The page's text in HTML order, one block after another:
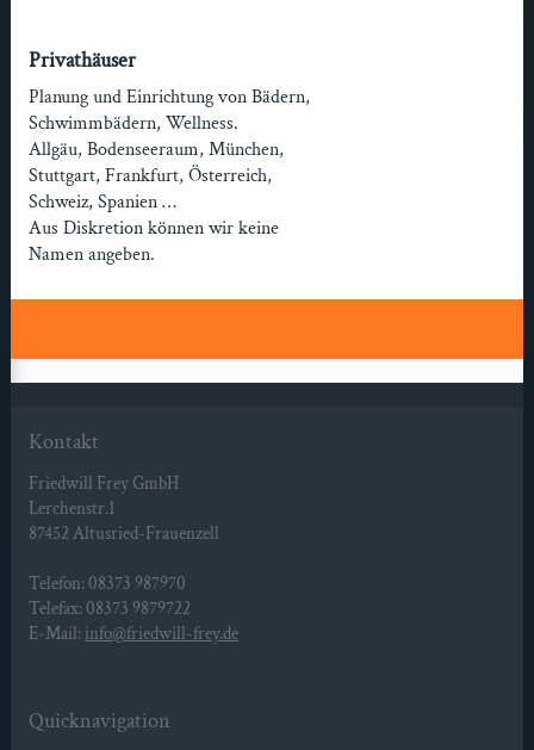
Privathäuser
Planung und Einrichtung von Bädern,
Schwimmbädern, Wellness.
Allgäu, Bodenseeraum, München,
Stuttgart, Frankfurt, Österreich,
Schweiz, Spanien …
Aus Diskretion können wir keine
Namen angeben.
Kontakt
Friedwill Frey GmbH
Lerchenstr.1
87452 Altusried-Frauenzell
Telefon: 08373 987970
Telefax: 08373 9879722
E-Mail:info@friedwill-frey.de
Quicknavigation